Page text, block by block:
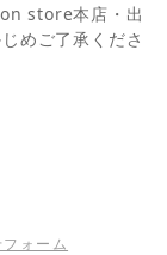
store本店・出
めご了承くださ
ォーム